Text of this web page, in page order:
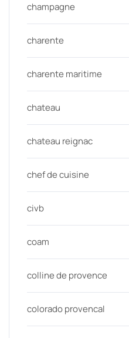
champagne
charente
charente maritime
chateau
chateau reignac
chef de cuisine
civb
coam
colline de provence
colorado provencal